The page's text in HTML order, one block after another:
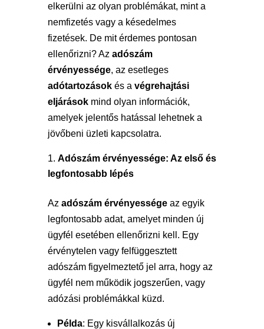
elkerülni az olyan problémákat, mint a
nemfizetés vagy a késedelmes
fizetések. De mit érdemes pontosan
ellenőrizni? Az adószám
érvényessége, az esetleges
adótartozásokés a végrehajtási
eljárásokmind olyan információk,
amelyek jelentős hatással lehetnek a
jövőbeni üzleti kapcsolatra.
Adószám érvényessége: Az első és
legfontosabb lépés
Az adószám érvényességeaz egyik
legfontosabb adat, amelyet minden új
ügyfél esetében ellenőrizni kell. Egy
érvénytelen vagy felfüggesztett
adószám figyelmeztető jel arra, hogy az
ügyfél nem működik jogszerűen, vagy
adózási problémákkal küzd.
Példa: Egy kisvállalkozás új